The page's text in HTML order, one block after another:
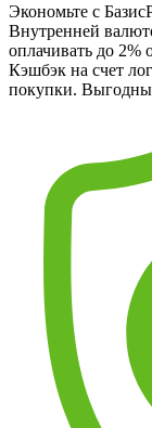
Экономьте с
Внутренней
оплачивать до 2%
Кэшбэк на счет
покупки.